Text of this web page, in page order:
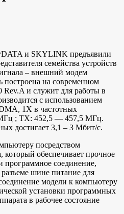
и SKYLINK предъявили
семейства устройств
– внешний модем
построена на современном
Rev.A и служит для работы в
с использованием
1Х в частотных
; TX: 452,5 — 457,5 MГц.
достигает 3,1 – 3 Мбит/с.
посредством
который обеспечивает прочное
программное соединение,
шине питание для
модели к компьютеру
установки программных
в рабочее состояние